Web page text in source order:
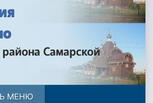
Самарской
МЕНЮ